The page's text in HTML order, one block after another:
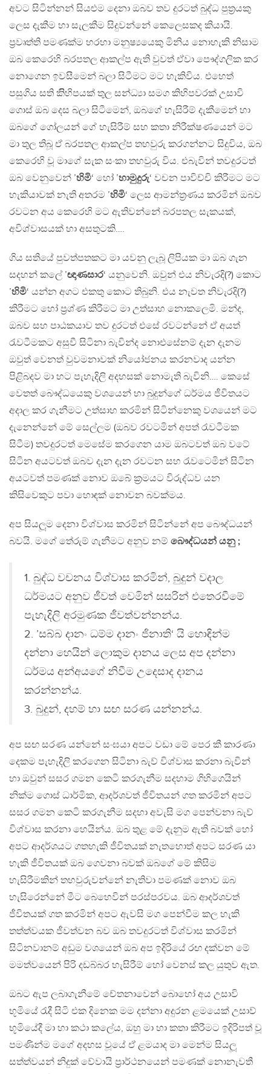
අවට සිටින්නන් සියළුම දෙනා ඔබව තව දුරටත් බුද්ධ පුත‍්‍රයකු
ලෙස දැකීම හා සැලකීම සිදුවන්නේ කෙලෙසකද කියායි.
ප‍්‍රවෘත්ති පමණක්ම හරහා මනුෂ්‍යයෙකු මිනිය නොහැකි නිසාම
ඔබ කෙරෙහි බරපතල ආකල්ප ඇති වුවත් ඒවා පෞද්ගලික කර
නොගෙන ඉවසීමෙන් බලා සිටීමට මට හැකිවිය. එහෙත්
පසුගිය සති කිිහිපයක් තුල සන්ධ්‍යා සමග කිහිපවරක් උසාවි
ගොස් ඔබ දෙස බලා සිටීමෙන්, ඔබගේ හැසිරීම් දැකීමෙන් හා
ඔබගේ ගෝලයන් ගේ හැසිරීම් සහ කතා නිරීක්ෂණයෙන් මට
මා තුල තිබූ ඒ බරපතල ආකල්ප තහවුරු කරගන්නට සිදුවිය, ඔබ
කෙරෙහි වූ මාගේ සැක සංකා තහවුරු විය. එබැවින් තවදුරටත්
ඔබ වෙනුවෙන් ’හිමි‘ හෝ ’හාමුදුරු‘ වචන පාවිච්චි කිරීමට මට
හැකියාවක් නැති අතරම ’හිමි‘ ලෙස ආමන්ත‍්‍රණය කරමින් ඔබව
රවටන අය කෙරෙහි මට ඇතිවන්නේ බරපතල සැකයක්,
අවිශ්වාසයක් හා අසතුටකි….
ගිය සතියේ පුවත්පතකට මා යවනු ලැබූ ලිපියක මා ඔබ ගැන
සදහන් කලේ ’ඥාණසාර‘ යනුවෙනි. ඔවුන් එය නිවැරදි(?) කොට
’හිමි‘ යන්න අගට එකතු කොට තිබුනි. එය නැවත නිවැරදි(?)
කිරීමට හෝ ප‍්‍රශ්ණ කිරීමට මා උත්සාහ නොකලෙමි. මන්ද,
ඔබව සහ පාඨකයාව තව දුරටත් එසේ රවටන්නේ ඒ අයත්
රැවටීමකට අසුවී සිටිනා බැවින්ද නොඑසේනම් දැන දැනම
ඔවුත් වෙනත් වුවමනාවක් නියෝජනය කරනවාද යන්න
පිළිබදව මා හට පැහැදිලි අදහසක් නොමැති බැවිනි…. කෙසේ
වෙතත් බෞද්ධයෙකු වශයෙන් හා බුදුන්ගේ ධර්මය ජීවිතයට
අදාල කර ගැනීමට උත්සාහ කරමින් සිටින්නෙකු වශයෙන් මට
දැනෙන්නේ මේ සෙල්ලම (ඔබව රවටමින් අපත් රැවටීමක
සිටීම) තවදුරටත් මෙසේම කරගෙන යාම ඔබටවත් ඔබ වටේ
සිටින අයටවත් ඔබව දැන දැන රවටන සහ රැවටෙමින් සිටින
අයටවත් පමණක් නොව ඔබේ ක‍්‍රමයට විරුද්ධව යන
කිසිවෙකුට පවා හොඳක් නොවන බවක්මය.
අප සියලූම දෙනා විශ්වාස කරමින් සිටින්නේ අප බෞද්ධයන්
බවයි. මගේ තේරුම් ගැනීමට අනුව නම් බෞද්ධයන් යනු ;
1. බුද්ධ වචනය විශ්වාස කරමින්, බුදුන් වදාල
ධර්මයට අනුව ජීවත් වෙමින් සසරින් එතෙරවීමේ
පැහැදිලි අරමුණක ජීවත්වන්නන්ය.
2. ’සබ්බ දානං ධම්ම දානං ජිනාති‘ යි හොඳින්ම
දන්නා හෙයින් ලොකුම දානය ලෙස අප දන්නා
ධර්මය අන්අයගේ නිවීම උදෙසාද දානය
කරන්නන්ය.
3. බුදුන්, දහම් හා සඟ සරණ යන්නන්ය.
අප සඟ සරණ යන්නේ සංඝයා අපට වඩා මේ පෙර කී කාරණා
දෙකම පැහැදිලි කරගෙන සිටිනා බැව් විශ්වාස කරනා බැවින්
හා ඔවුන් සසර ගමන කෙටි කරගැනීම සදහාම ගිහිගෙයින්
නික්ම ගොස් ධාර්මික, ආදර්ශවත් ජීවිතයන් ගත කරමින් අපට
සසර ගමන කෙටි කරගැනීම සදහා අවැසි මග පෙන්වනා බැව්
විශ්වාස කරනා හෙයින්ය. ඔබ තුළ මේ දැනුම ඇති බවක් හෝ
අපට ආදර්ශයට ගතහැකි ජීවිතයක් නැතහොත් අපට සරණ යා
හැකි ජීවිතයක් ඔබ ගෙවනා බවක් ඔබගේ මේ කිසිම
හැසිරීමකින් තහවුරුවන්නේ නැතිවා පමණක් නොව ඔබ
හැසිරෙන්නේ මීට බෙහෙවින් පරස්පරවය. ඔබ ආදර්ශවත්
ජීවිතයක් ගත කරමින් අපට ඇවසි මග පෙන්වීම කල හැකි
තත්ත්වයක ජීවත්වන බව ඔබ තවදුරටත් විශ්වාස කරමින්
සිටිනවානම් අඩුම වශයෙන් ඔබ අප ඉදිරියේ රඟ දක්වන මේ
මමත්වයෙන් පිරි දඩබ්බර හැසිරීම් හෝ වෙනස් කල යුතුව ඇත.
ඔබට ඇප ලබාගැනීමේ චේතනාවෙන් බොහෝ අය උසාවි
භූමියේ රැදී සිටි එක දිනෙක මම දන්නා අදුරන ළමයෙක් උසාව්
භූමියේදී මා හා කථා කලේය, ඔහු මා හා කතා කිරීමට ඉදිරිපත් වූ
පමණින්ම මගේ අදහස වූයේ ඒ ළමයාද මා මෙන්ම සියලූ
සත්ත්වයන් නිදුක් වේවායි ප‍්‍රාර්ථනයෙන් පමණක් නොනැවතී